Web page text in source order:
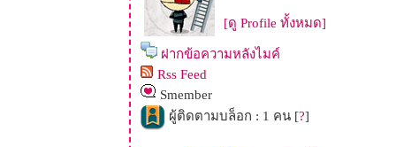
[ดู Profile ทั้งหมด]
ฝากข้อความหลังไมค์
Rss Feed
Smember
ผู้ติดตามบล็อก : 1 คน [?]